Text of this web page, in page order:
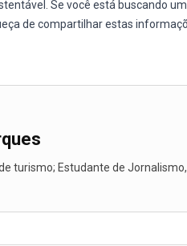
Se você está buscando
de compartilhar estas
turismo; Estudante de